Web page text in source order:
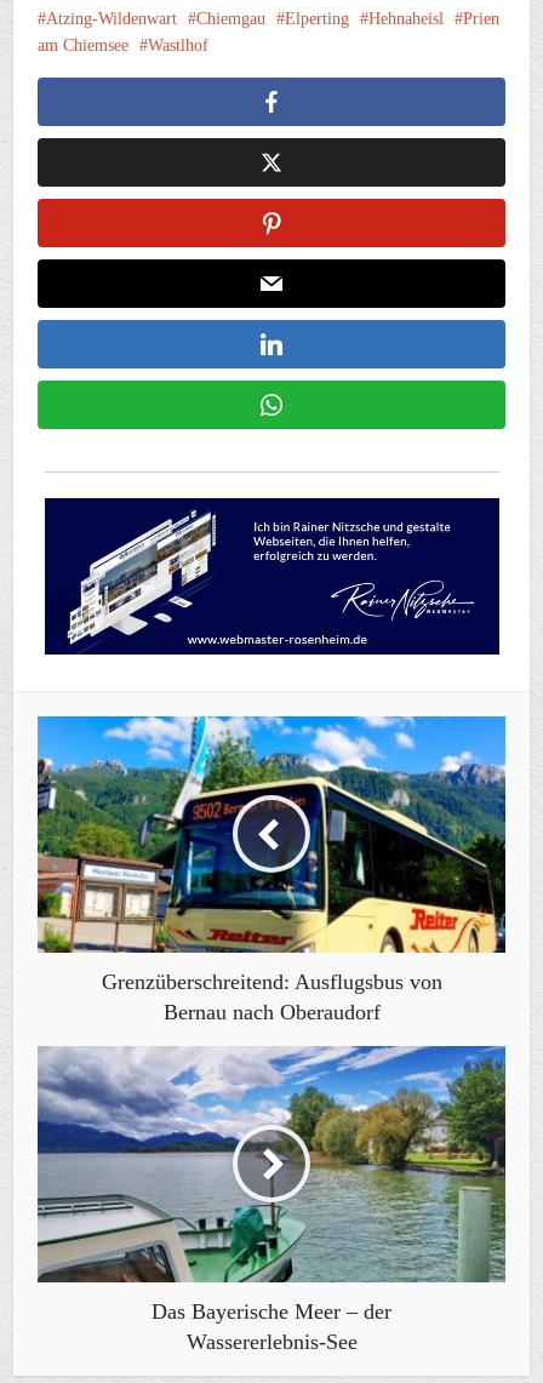
Atzing-Wildenwart Chiemgau Elperting Hehnaheisl
Prien
am Chiemsee
Wastlhof
Grenzüberschreitend: Ausflugsbus von
Bernau nach Oberaudorf
Das Bayerische Meer – der
Wassererlebnis-See